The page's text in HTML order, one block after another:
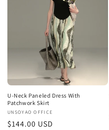
U-Neck Paneled Dress With
Patchwork Skirt
販
売
UNSOYAO OFFICE
通
$144.00 USD